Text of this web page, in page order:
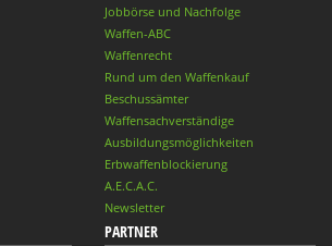
Jobbörse und Nachfolge
Waffen-ABC
Waffenrecht
Rund um den Waffenkauf
Beschussämter
Waffensachverständige
Ausbildungsmöglichkeiten
Erbwaffenblockierung
A.E.C.A.C.
Newsletter
PARTNER